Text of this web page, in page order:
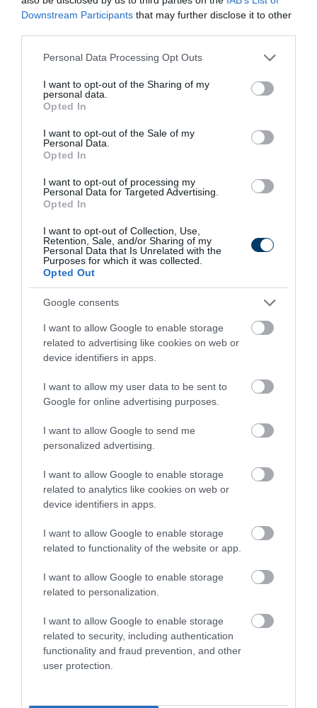
Downstream Participants that may further disclose it to other
Please note that this website/app uses one or more Google
not limited to your visit or usage behaviour. You may click to
grant or deny consent to Google and its third-party tags to
use your data for below specified purposes in below Google
consent section.
Personal Data Processing Opt Outs
I want to opt-out of the Sharing of my
personal data.
Opted In
I want to opt-out of the Sale of my
Personal Data.
Opted In
I want to opt-out of processing my
Personal Data for Targeted Advertising.
Opted In
I want to opt-out of Collection, Use,
Retention, Sale, and/or Sharing of my
Personal Data that Is Unrelated with the
Purposes for which it was collected.
Opted Out
Google consents
I want to allow Google to enable storage
related to advertising like cookies on web or
device identifiers in apps.
I want to allow my user data to be sent to
Google for online advertising purposes.
I want to allow Google to send me
personalized advertising.
I want to allow Google to enable storage
related to analytics like cookies on web or
device identifiers in apps.
I want to allow Google to enable storage
related to functionality of the website or app.
I want to allow Google to enable storage
related to personalization.
I want to allow Google to enable storage
related to security, including authentication
functionality and fraud prevention, and other
user protection.
Fungus Dries Up And Falls Off After The First
371 80
2 h 26 min
Stop Eating These 3 Foods That Are Known to
Cause Parasites
421 153 262
4 h 46 min